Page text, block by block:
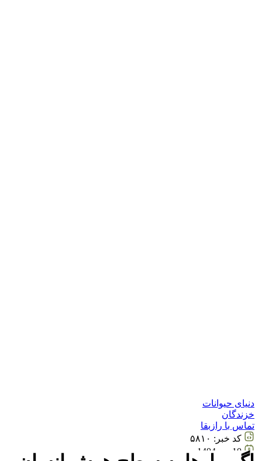
دنیای حیوانات
خزندگان
تماس با رازبقا
کد خبر: ۵۸۱۰
10 دی 1404